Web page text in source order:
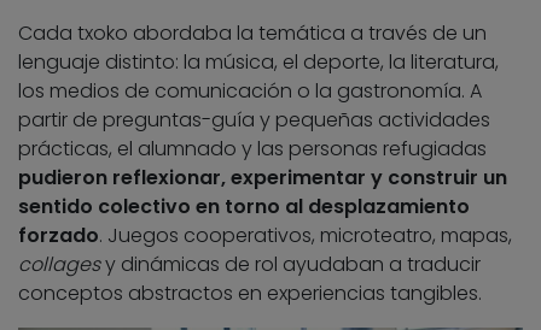
Cada txoko abordaba la temática a través de un
lenguaje distinto: la música, el deporte, la literatura,
los medios de comunicación o la gastronomía. A
partir de preguntas-guía y pequeñas actividades
prácticas, el alumnado y las personas refugiadas
pudieron reflexionar, experimentar y construir un
sentido colectivo en torno al desplazamiento
forzado. Juegos cooperativos, microteatro, mapas,
collagesy dinámicas de rol ayudaban a traducir
conceptos abstractos en experiencias tangibles.